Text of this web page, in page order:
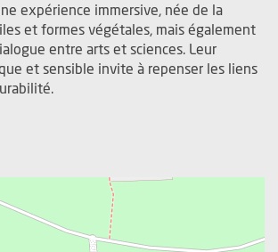
expérience immersive, née de la
et formes végétales, mais également
entre arts et sciences. Leur
et sensible invite à repenser les liens